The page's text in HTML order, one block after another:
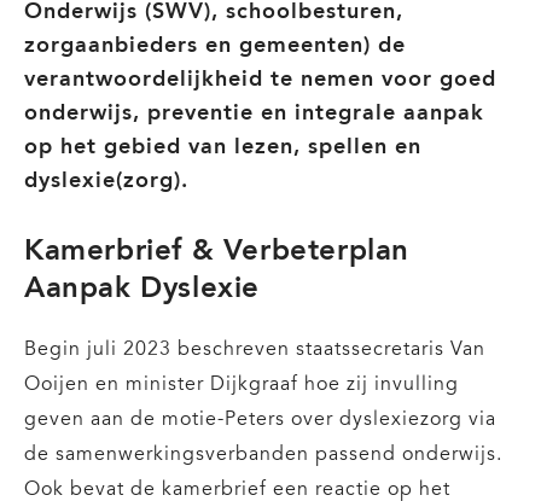
Onderwijs (SWV), schoolbesturen,
zorgaanbieders en gemeenten) de
verantwoordelijkheid te nemen voor goed
onderwijs, preventie en integrale aanpak
op het gebied van lezen, spellen en
dyslexie(zorg).
Kamerbrief & Verbeterplan
Aanpak Dyslexie
Begin juli 2023 beschreven staatssecretaris Van
Ooijen en minister Dijkgraaf hoe zij invulling
geven aan de motie-Peters over dyslexiezorg via
de samenwerkingsverbanden passend onderwijs.
Ook bevat de kamerbrief een reactie op het